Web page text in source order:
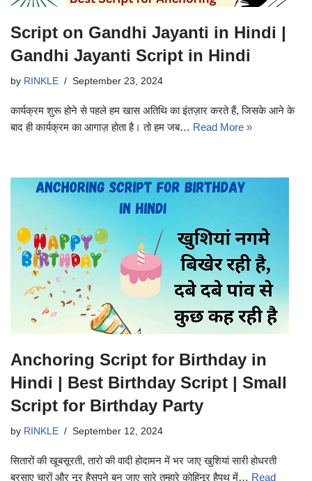
Script on Gandhi Jayanti in Hindi |
Gandhi Jayanti Script in Hindi
by RINKLE September 23, 2024
कार्यक्रम शुरू होने से पहले हम खास अतिथि का इंतज़ार करते हैं, जिसके आने के
बाद ही कार्यक्रम का आगाज़ होता है। तो हम जब… Read More »
Anchoring Script for Birthday in
Hindi | Best Birthday Script | Small
Script for Birthday Party
by RINKLE September 12, 2024
सितारों की खूबसूरती, तारो की वादी होदामन में भर जाए खुशियां सारी होधरती
बरसाए चारों और नूर हैसपने बन जाए सारे तुम्हारे कोहिनूर हैपथ में… Read